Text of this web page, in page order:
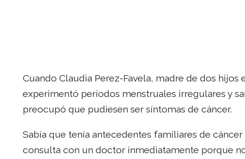
Cuando Claudia Perez-Favela, madre de dos hijos
experimentó períodos menstruales irregulares y
preocupó que pudiesen ser síntomas de cáncer.
Sabía que tenía antecedentes familiares de
consulta con un doctor inmediatamente porque